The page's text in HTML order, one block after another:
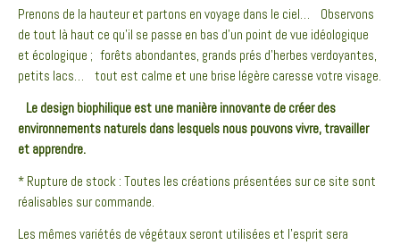
Prenons de la hauteur et partons en voyage dans le ciel… Observons
de tout là haut ce qu’il se passe en bas d’un point de vue idéologique
et écologique ; forêts abondantes, grands prés d’herbes verdoyantes,
petits lacs… tout est calme et une brise légère caresse votre visage.
Le design biophilique est une manière innovante de créer des
environnements naturels dans lesquels nous pouvons vivre, travailler
et apprendre.
* Rupture de stock : Toutes les créations présentées sur ce site sont
réalisables sur commande.
Les mêmes variétés de végétaux seront utilisées et l’esprit sera